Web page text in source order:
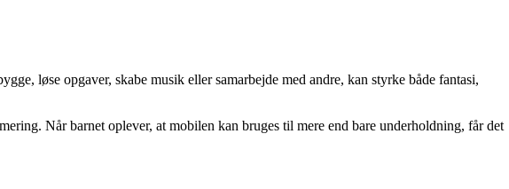
løse opgaver, skabe musik eller samarbejde med andre, kan styrke både fantasi,
Når barnet oplever, at mobilen kan bruges til mere end bare underholdning, får det